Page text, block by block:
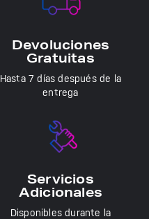
Devoluciones
Gratuitas
Hasta 7 días después de la
entrega
Servicios
Adicionales
Disponibles durante la